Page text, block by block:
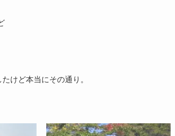
けど本当にその通り。